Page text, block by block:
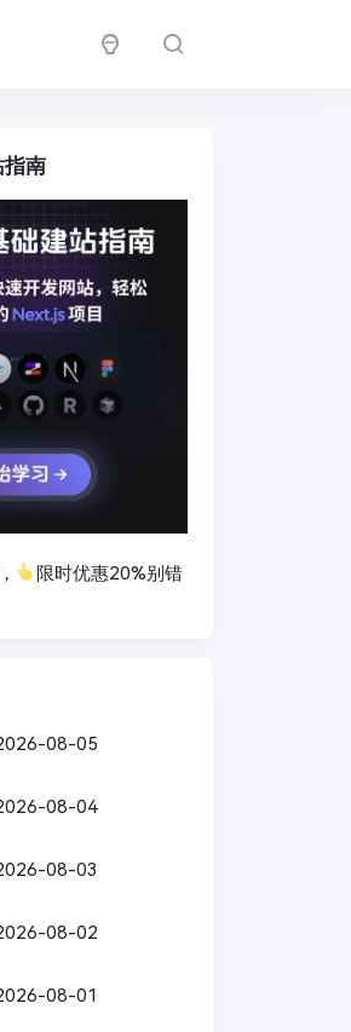
指南
限时优惠20%别错
08-05
08-04
08-03
08-02
08-01